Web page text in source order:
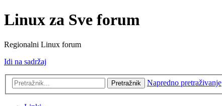
Linux za Sve forum
Regionalni Linux forum
Idi na sadržaj
Pretražnik Napredno pretraživanje